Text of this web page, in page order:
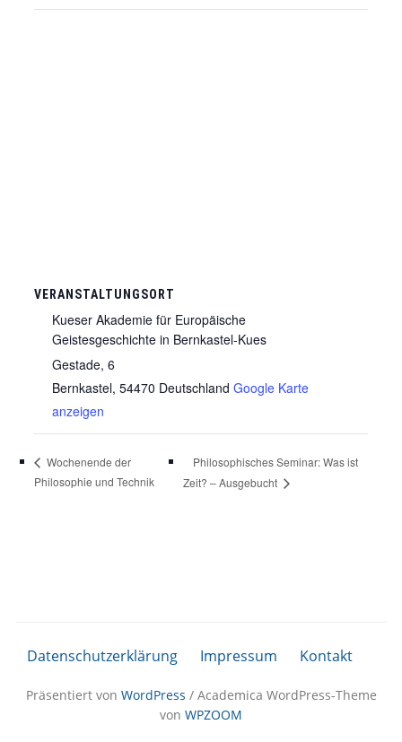
VERANSTALTUNGSORT
Kueser Akademie für Europäische
Geistesgeschichte in Bernkastel-Kues
Gestade, 6
Bernkastel, 54470 Deutschland Google Karte
anzeigen
Wochenende der
Philosophie und Technik
Philosophisches Seminar: Was ist
Zeit? – Ausgebucht
Datenschutzerklärung Impressum Kontakt
Präsentiert von WordPress / Academica WordPress-Theme
von WPZOOM